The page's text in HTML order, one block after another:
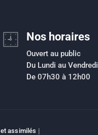
Nos horaires
Ouvert au public
Du Lundi au Vendredi
De 07h30 à 12h00
assimilés |